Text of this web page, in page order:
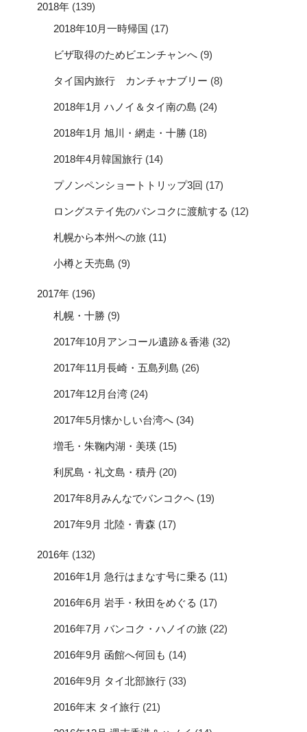
2018年 (139)
2018年10月一時帰国 (17)
ビザ取得のためビエンチャンへ (9)
タイ国内旅行 カンチャナブリー (8)
2018年1月 ハノイ＆タイ南の島 (24)
2018年1月 旭川・網走・十勝 (18)
2018年4月韓国旅行 (14)
プノンペンショートトリップ3回 (17)
ロングステイ先のバンコクに渡航する (12)
札幌から本州への旅 (11)
小樽と天売島 (9)
2017年 (196)
札幌・十勝 (9)
2017年10月アンコール遺跡＆香港 (32)
2017年11月長崎・五島列島 (26)
2017年12月台湾 (24)
2017年5月懐かしい台湾へ (34)
増毛・朱鞠内湖・美瑛 (15)
利尻島・礼文島・積丹 (20)
2017年8月みんなでバンコクへ (19)
2017年9月 北陸・青森 (17)
2016年 (132)
2016年1月 急行はまなす号に乗る (11)
2016年6月 岩手・秋田をめぐる (17)
2016年7月 バンコク・ハノイの旅 (22)
2016年9月 函館へ何回も (14)
2016年9月 タイ北部旅行 (33)
2016年末 タイ旅行 (21)